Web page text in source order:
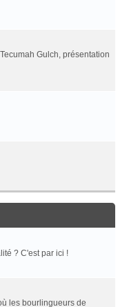
Gulch, présentation
? C'est par ici !
les bourlingueurs de